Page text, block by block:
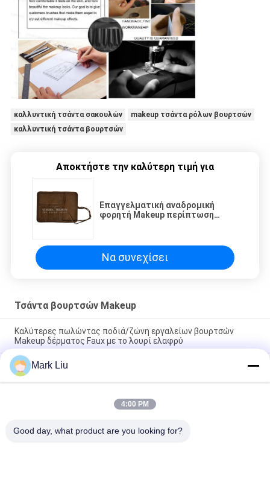
καλλυντική τσάντα σακουλών
makeup τσάντα ρόλων βουρτσών
καλλυντική τσάντα βουρτσών
Αποκτήστε την καλύτερη τιμή για
Επαγγελματική αναδρομική
φορητή Makeup περίπτωση
επάνω
Να συνεχίσει
Τσάντα βουρτσών Makeup
Καλύτερες πωλώντας ποδιά/ζώνη εργαλείων βουρτσών
Makeup δέρματος Faux με το λουρί ελαφρύ
PU μολυβιών περίπτωσης σακουλών κυμάτων λωρίδων
φερμουάρ περάτωσης ταξιδιού καλλυντικός Makeup
κάτοχος χαρτικών μανδρών τσαντών χαριτωμένος
Επαγγελματική Toiletry σακουλών ρόλων βουρτσών Makeup
Mark Liu
4:00 PM
Good day, what product are you looking for?